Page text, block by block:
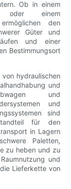
Ob in einem
oder einem
den
Güter und
und einer
Bestimmungsort
hydraulischen
und
und
und
sind
für den
in Lagern
Paletten,
zu heben und zu
und
Lieferkette von